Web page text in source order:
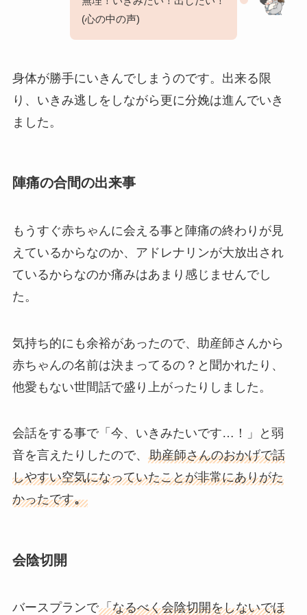
(心の中の声)
身体が勝手にいきんでしまうのです。出来る限
り、いきみ逃しをしながら更に分娩は進んでいき
ました。
陣痛の合間の出来事
もうすぐ赤ちゃんに会える事と陣痛の終わりが見
えているからなのか、アドレナリンが大放出され
ているからなのか痛みはあまり感じませんでし
た。
気持ち的にも余裕があったので、助産師さんから
赤ちゃんの名前は決まってるの？と聞かれたり、
他愛もない世間話で盛り上がったりしました。
会話をする事で「今、いきみたいです…！」と弱
音を言えたりしたので、 助産師さんのおかげで話
しやすい空気になっていたことが非常にありがた
かったです。
会陰切開
バースプランで「なるべく会陰切開をしないでほ